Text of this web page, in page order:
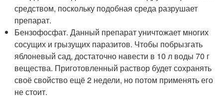
средством, поскольку подобная среда разрушает
препарат.
Бензофосфат. Данный препарат уничтожает многих
сосущих и грызущих паразитов. Чтобы побрызгать
яблоневый сад, достаточно навести в 10 л воды 70 г
вещества. Приготовленный раствор будет сохранять
своё свойство ещё 2 недели, но потом применять его
не стоит.